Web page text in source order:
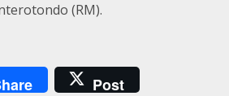
(RM).
Post